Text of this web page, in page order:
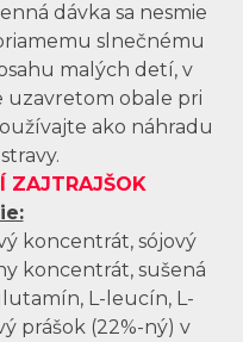
dávka sa nesmie
slnečnému
malých detí, v
uzavretom obale pri
ako náhradu
ZAJTRAJŠOK
koncentrát, sójový
koncentrát, sušená
L-leucín, L-
prášok (22%-ný) v